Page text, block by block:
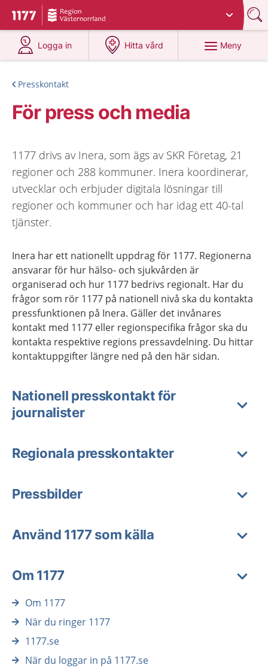
Till startsidan för 1177
Du har valt region
Logga in
på 1177.se
Hitta vård
på 1177.se
Meny
Presskontakt
För press och media
1177 drivs av Inera, som ägs av SKR Företag, 21
regioner och 288 kommuner. Inera koordinerar,
utvecklar och erbjuder digitala lösningar till
regioner och kommuner och har idag ett 40-tal
tjänster.
Inera har ett nationellt uppdrag för 1177. Regionerna
ansvarar för hur hälso- och sjukvården är
organiserad och hur 1177 bedrivs regionalt. Har du
frågor som rör 1177 på nationell nivå ska du kontakta
pressfunktionen på Inera. Gäller det invånares
kontakt med 1177 eller regionspecifika frågor ska du
kontakta respektive regions pressavdelning. Du hittar
kontaktuppgifter längre ned på den här sidan.
Nationell presskontakt för
journalister
Regionala presskontakter
Pressbilder
Använd 1177 som källa
Om 1177
Om 1177
När du ringer 1177
1177.se
När du loggar in på 1177.se